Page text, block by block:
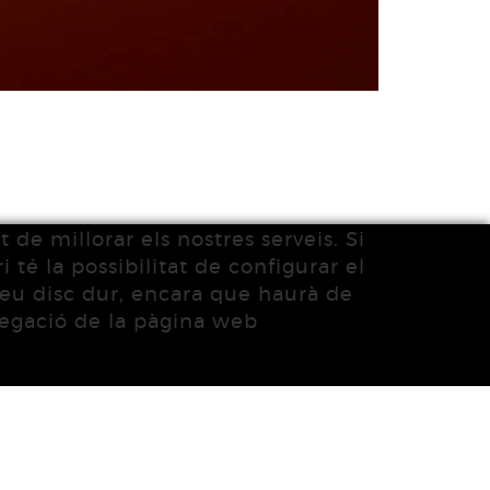
millorar els nostres serveis. Si
té la possibilitat de configurar el
disc dur, encara que haurà de
de la pàgina web